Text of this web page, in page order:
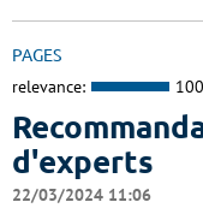
PAGES
relevance:
d'experts
22/03/2024 11:06